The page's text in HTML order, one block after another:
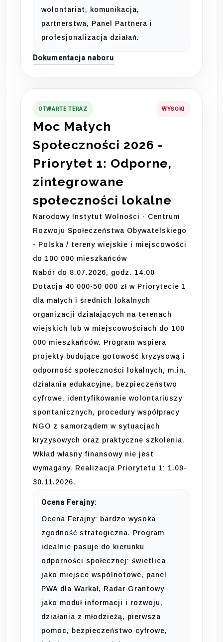
wolontariat, komunikacja,
partnerstwa, Panel Partnera i
profesjonalizacja działań.
Dokumentacja naboru
OTWARTE TERAZ WYSOKI
Moc Małych
Społeczności 2026 -
Priorytet 1: Odporne,
zintegrowane
społeczności lokalne
Narodowy Instytut Wolności - Centrum
Rozwoju Społeczeństwa Obywatelskiego
- Polska / tereny wiejskie i miejscowości
do 100 000 mieszkańców
Nabór do 8.07.2026, godz. 14:00
Dotacja 40 000-50 000 zł w Priorytecie 1
dla małych i średnich lokalnych
organizacji działających na terenach
wiejskich lub w miejscowościach do 100
000 mieszkańców. Program wspiera
projekty budujące gotowość kryzysową i
odporność społeczności lokalnych, m.in.
działania edukacyjne, bezpieczeństwo
cyfrowe, identyfikowanie wolontariuszy
spontanicznych, procedury współpracy
NGO z samorządem w sytuacjach
kryzysowych oraz praktyczne szkolenia.
Wkład własny finansowy nie jest
wymagany. Realizacja Priorytetu 1: 1.09-
30.11.2026.
Ocena Ferajny:
Ocena Ferajny: bardzo wysoka
zgodność strategiczna. Program
idealnie pasuje do kierunku
odporności społecznej: świetlica
jako miejsce wspólnotowe, panel
PWA dla Warkał, Radar Grantowy
jako moduł informacji i rozwoju,
działania z młodzieżą, pierwsza
pomoc, bezpieczeństwo cyfrowe,